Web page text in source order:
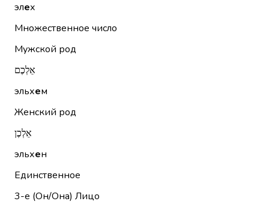
элех
Множественное число
Мужской род
אֵלְכֶם
эльхем
Женский род
אֵלְכֶן
эльхен
Единственное
3-е (Он/Она) Лицо